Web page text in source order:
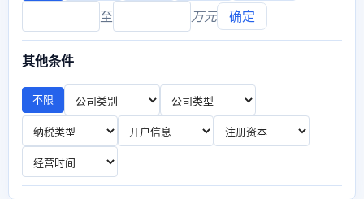
至 万元 确定
其他条件
不限